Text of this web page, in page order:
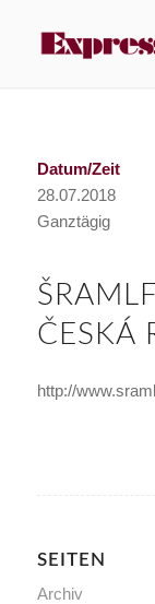
Datum/Zeit
28.07.2018
Ganztägig
ČESKÁ
http://
SEITEN
Archiv